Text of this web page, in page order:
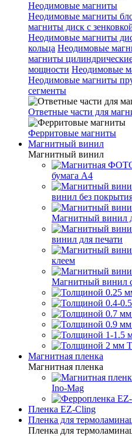
Неодимовые магниты
Неодимовые магниты
магниты диск с
Неодимовые магниты
кольца Неодимовые
магниты
мощности Неодимовые
Неодимовые магниты
сегменты
Ответные части для
Ферритовые магниты
Магнитный винил
Магнитный винил
бумага А4
винил без
Магнитный винил
винил для печати
клеем
Магнитный винил
Магнитная пленка
Магнитная пленка
Ino-Mag
Пленка EZ-Cling
Пленка для
Пленка для